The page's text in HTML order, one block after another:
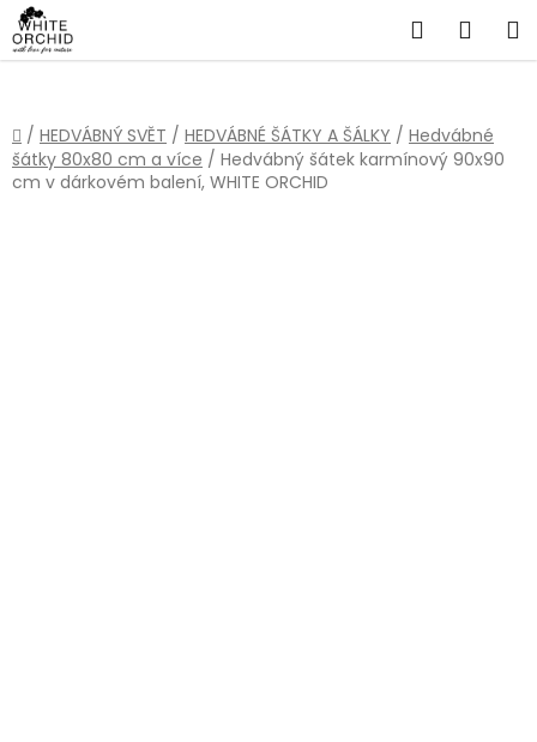
Přejít
na
obsah
Hledat
Domů
/ HEDVÁBNÝ SVĚT / HEDVÁBNÉ ŠÁTKY A ŠÁLKY / Hedvábné
šátky 80x80 cm a více / Hedvábný šátek karmínový 90x90
cm v dárkovém balení, WHITE ORCHID